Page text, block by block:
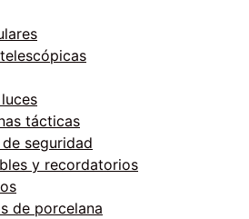
tácticas
de seguridad
y recordatorios
de porcelana